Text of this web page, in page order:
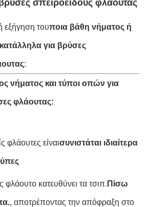
σπειροειδούς φλάουτας
εξήγηση τουποια βάθη νήματος ή
για βρύσες
:
νήματος και τύποι οπών για
φλάουτας:
φλάουτες είναισυνιστάται ιδιαίτερα
φλάουτο κατευθύνει τα τσιπ. Πίσω
, αποτρέποντας την απόφραξη στο